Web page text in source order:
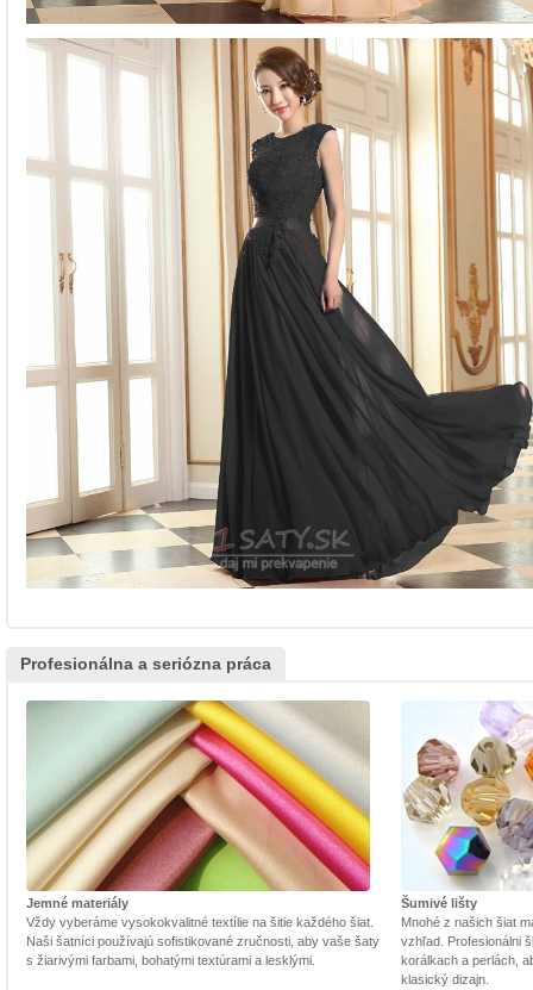
Profesionálna a seriózna práca
Jemné materiály
Vždy vyberáme vysokokvalitné textílie na šitie každého šiat.
Naši šatníci používajú sofistikované zručnosti, aby vaše šaty
s žiarivými farbami, bohatými textúrami a lesklými.
Šumivé lišty
Mnohé z našich šiat
vzhľad. Profesionálni
korálkach a perlách,
klasický dizajn.